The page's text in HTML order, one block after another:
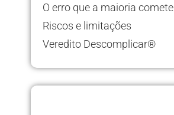
O erro que a maioria comete
Riscos e limitações
Veredito Descomplicar®